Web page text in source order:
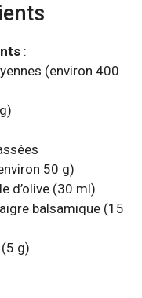
:
(environ 400
50 g)
d’olive (30 ml)
balsamique (15
g)